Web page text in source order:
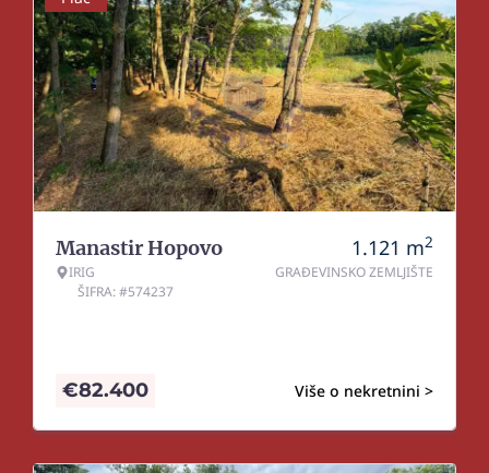
Manastir Hopovo
IRIG
ŠIFRA: #574237
1.121 m2
GRAĐEVINSKO ZEMLJIŠTE
Više o nekretnini >
€82.400